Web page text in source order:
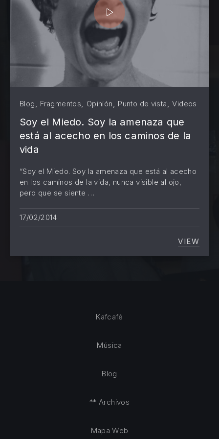
Blog, Fragmentos, Opinión, Punto de vista,Videos
Soy el Miedo. Soy la amenaza que
está al acecho en los caminos de la
vida
“Soy el Miedo. Soy la amenaza que está al acecho
en los caminos de la vida, nunca visible al ojo,
pero que se siente …
17/02/2014
VIEW
SOY
Kafcafé
Música
Blog
** Archivos
Mapa Web
PREVIOUS